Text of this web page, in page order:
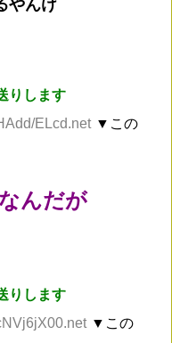
やんけ
りします
ELcd.net ▼この
んだが
りします
▼この